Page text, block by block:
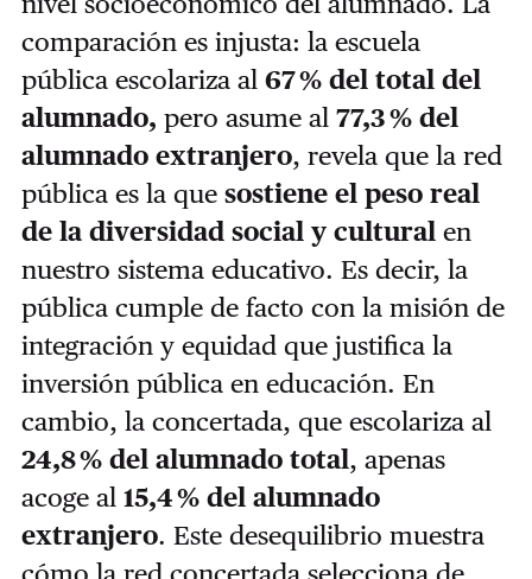
comparación es injusta: la escuela
pública escolariza al 67 % del total del
alumnado, pero asume al 77,3 % del
alumnado extranjero, revela que la red
pública es la que sostiene el peso real
de la diversidad social y cultural en
nuestro sistema educativo. Es decir, la
pública cumple de facto con la misión de
integración y equidad que justifica la
inversión pública en educación. En
cambio, la concertada, que escolariza al
24,8 % del alumnado total, apenas
acoge al 15,4 % del alumnado
extranjero. Este desequilibrio muestra
cómo la red concertada selecciona de